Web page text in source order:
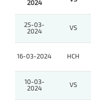
2024
25-03-
2024
VS
16-03-2024 HCH
10-03-
2024
VS